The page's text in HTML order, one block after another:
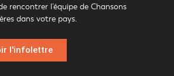
rencontrer l’équipe de Chansons
dans votre pays.
l'infolettre